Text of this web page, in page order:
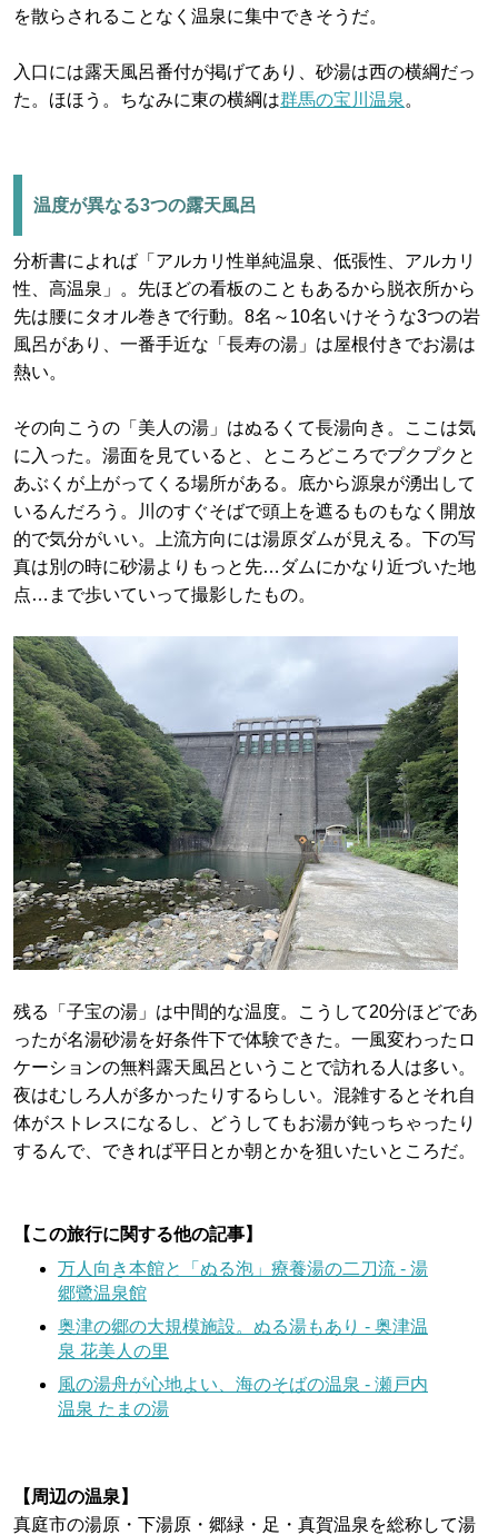
を散らされることなく温泉に集中できそうだ。
入口には露天風呂番付が掲げてあり、砂湯は西の横綱だっ
た。ほほう。ちなみに東の横綱は群馬の宝川温泉 。
温度が異なる3つの露天風呂
分析書によれば「アルカリ性単純温泉、低張性、アルカリ
性、高温泉」。先ほどの看板のこともあるから脱衣所から
先は腰にタオル巻きで行動。8名～10名いけそうな3つの岩
風呂があり、一番手近な「長寿の湯」は屋根付きでお湯は
熱い。
その向こうの「美人の湯」はぬるくて長湯向き。ここは気
に入った。湯面を見ていると、ところどころでプクプクと
あぶくが上がってくる場所がある。底から源泉が湧出して
いるんだろう。川のすぐそばで頭上を遮るものもなく開放
的で気分がいい。上流方向には湯原ダムが見える。下の写
真は別の時に砂湯よりもっと先…ダムにかなり近づいた地
点…まで歩いていって撮影したもの。
残る「子宝の湯」は中間的な温度。こうして20分ほどであ
ったが名湯砂湯を好条件下で体験できた。一風変わったロ
ケーションの無料露天風呂ということで訪れる人は多い。
夜はむしろ人が多かったりするらしい。混雑するとそれ自
体がストレスになるし、どうしてもお湯が鈍っちゃったり
するんで、できれば平日とか朝とかを狙いたいところだ。
【この旅行に関する他の記事】
万人向き本館と「ぬる泡」療養湯の二刀流 - 湯
郷鷺温泉館
奥津の郷の大規模施設。ぬる湯もあり - 奥津温
泉 花美人の里
風の湯舟が心地よい、海のそばの温泉 - 瀬戸内
温泉 たまの湯
【周辺の温泉】
真庭市の湯原・下湯原・郷緑・足・真賀温泉を総称して湯